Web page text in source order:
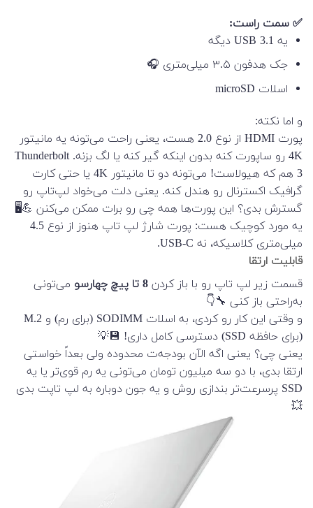
✅ سمت راست:
یه USB 3.1 دیگه
جک هدفون ۳.۵ میلی‌متری 🎧
اسلات microSD
و اما نکته:
پورت HDMI از نوع 2.0 هست، یعنی راحت می‌تونه یه مانیتور
4K رو ساپورت کنه بدون اینکه گیر کنه یا لگ بزنه. Thunderbolt
3 هم که هیولاست! می‌تونه دو تا مانیتور 4K یا حتی کارت
گرافیک اکسترنال رو هندل کنه. یعنی دلت می‌خواد لپ‌تاپ رو
گسترش بدی؟ این پورت‌ها همه چی رو برات ممکن می‌کنن 💪🖥️
یه مورد کوچیک هست: پورت شارژ لپ تاپ هنوز از نوع 4.5
میلی‌متری کلاسیکه، نه USB-C.
قابلیت ارتقا
قسمت زیر لپ تاپ رو با باز کردن 8 تا پیچ چهارسو
می‌تونی
به‌راحتی باز کنی 🔧👇
و وقتی این کار رو کردی، به اسلات SODIMM (برای رم) و M.2
(برای حافظه SSD) دسترسی کامل داری! 💾💡
یعنی چی؟ یعنی اگه الآن بودجه‌ت محدوده ولی بعداً خواستی
ارتقا بدی، با دو سه میلیون تومان می‌تونی یه رم قوی‌تر یا یه
SSD پرسرعت‌تر بندازی روش و یه جون دوباره به لپ تاپت بدی
💥